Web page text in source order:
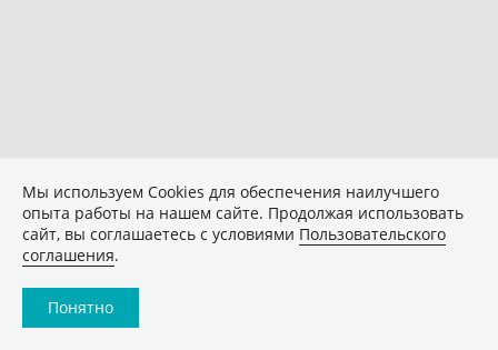
Мы используем Сookies для обеспечения наилучшего
опыта работы на нашем сайте. Продолжая использовать
сайт, вы соглашаетесь с условиями Пользовательского
соглашения.
Понятно